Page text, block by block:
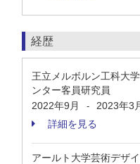
経歴
王立メルボルン工科大
ンター客員研究員
2022年9月
-
2023年3
詳細を見る
アールト大学芸術デザ